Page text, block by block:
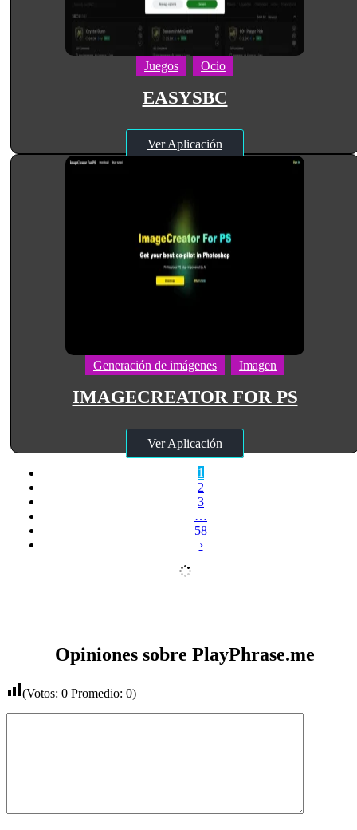
Juegos Ocio
EASYSBC
Ver Aplicación
Generación de imágenes Imagen
IMAGECREATOR FOR PS
Ver Aplicación
1
2
3
…
58
›
Opiniones sobre PlayPhrase.me
(Votos: 0 Promedio: 0)